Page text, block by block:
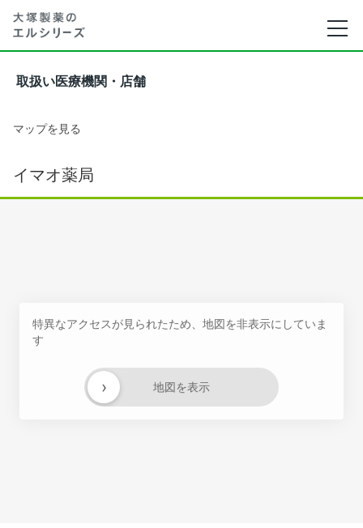
取扱い医療機関・店舗
マップを見る
イマオ薬局
特異なアクセスが見られたため、地図を非表示にしていま
す
地図を表示
›